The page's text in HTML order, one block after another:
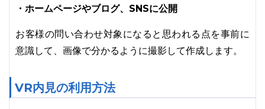
・ホームページやブログ、SNSに公開
お客様の問い合わせ対象になると思われる点を事前に
意識して、画像で分かるように撮影して作成します。
VR内見の利用方法